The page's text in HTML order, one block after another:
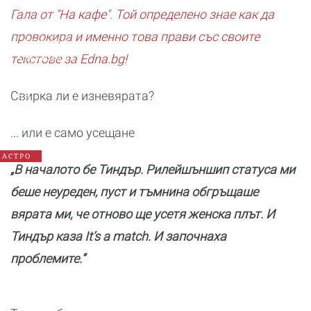
Гала от "На кафе". Той определено знае как да
провокира и именно това прави със своите
текстове за Edna.bg!
Свирка ли е изневярата?
... или е само усещане
Годишен
хороскоп
да
зодия
АСТРО
„В началото бе Тиндър. Рилейшъншип статуса ми
беше неуреден, пуст и тъмнина обгръщаше
вярата ми, че отново ще усетя женска плът. И
Тиндър каза It’s a match. И започнаха
проблемите.“